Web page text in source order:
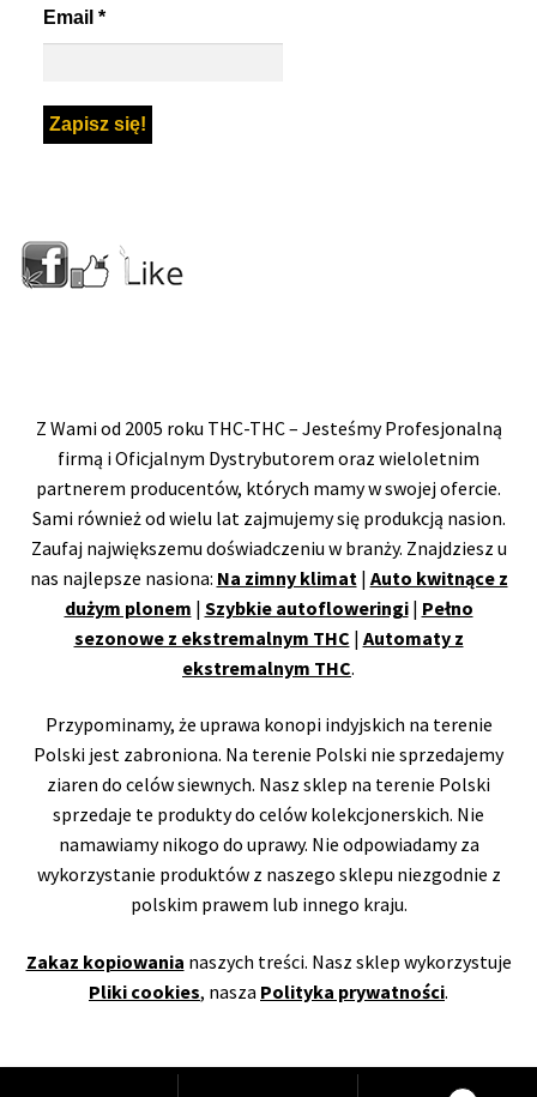
Email *
Z Wami od 2005 roku THC-THC – Jesteśmy Profesjonalną
firmą i Oficjalnym Dystrybutorem oraz wieloletnim
partnerem producentów, których mamy w swojej ofercie.
Sami również od wielu lat zajmujemy się produkcją nasion.
Zaufaj największemu doświadczeniu w branży. Znajdziesz u
nas najlepsze nasiona: Na zimny klimat | Auto kwitnące z
dużym plonem | Szybkie autofloweringi| Pełno
sezonowe z ekstremalnym THC | Automaty z
ekstremalnym THC.
Przypominamy, że uprawa konopi indyjskich na terenie
Polski jest zabroniona. Na terenie Polski nie sprzedajemy
ziaren do celów siewnych. Nasz sklep na terenie Polski
sprzedaje te produkty do celów kolekcjonerskich. Nie
namawiamy nikogo do uprawy. Nie odpowiadamy za
wykorzystanie produktów z naszego sklepu niezgodnie z
polskim prawem lub innego kraju.
Zakaz kopiowania naszych treści. Nasz sklep wykorzystuje
Pliki cookies, nasza Polityka prywatności.